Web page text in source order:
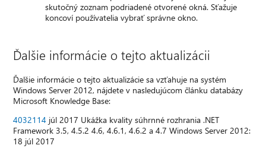
skutočný zoznam podriadené otvorené okná. Sťažuje
koncoví používatelia vybrať správne okno.
Ďalšie informácie o tejto aktualizácii
Ďalšie informácie o tejto aktualizácie sa vzťahuje na systém
Windows Server 2012, nájdete v nasledujúcom článku databázy
Microsoft Knowledge Base:
4032114 júl 2017 Ukážka kvality súhrnné rozhrania .NET
Framework 3.5, 4.5.2 4.6, 4.6.1, 4.6.2 a 4.7 Windows Server 2012:
18 júl 2017